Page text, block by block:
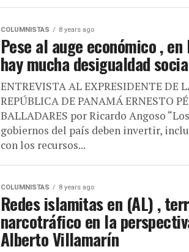
COLUMNISTAS 8 years ago
Pese al auge económico , en
hay mucha desigualdad
ENTREVISTA AL EXPRESIDENTE DE
REPÚBLICA DE PANAMÁ ERNESTO
BALLADARES por Ricardo Angoso
gobiernos del país deben invertir,
con los recursos...
COLUMNISTAS 8 years ago
Redes islamitas en (AL) ,
narcotráfico en la
Alberto Villamarín